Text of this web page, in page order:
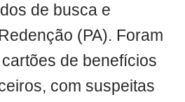
de busca e
(PA). Foram
de benefícios
com suspeitas